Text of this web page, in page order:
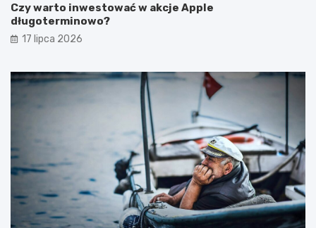
Czy warto inwestować w akcje Apple
długoterminowo?
17 lipca 2026